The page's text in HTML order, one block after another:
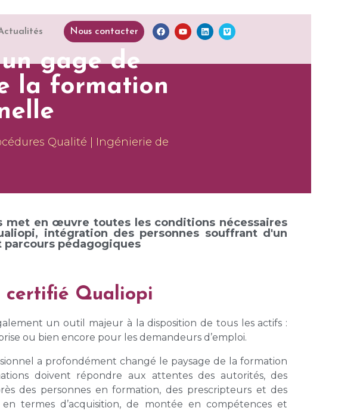
Nous contacter
gage de
la formation
Qualité | Ingénierie de
en œuvre toutes les conditions nécessaires
intégration des personnes souffrant d'un
parcours pédagogiques
certifié Qualiopi
un outil majeur à la disposition de tous les actifs :
ou bien encore pour les demandeurs d’emploi.
a profondément changé le paysage de la formation
doivent répondre aux attentes des autorités, des
des personnes en formation, des prescripteurs et des
termes d’acquisition, de montée en compétences et